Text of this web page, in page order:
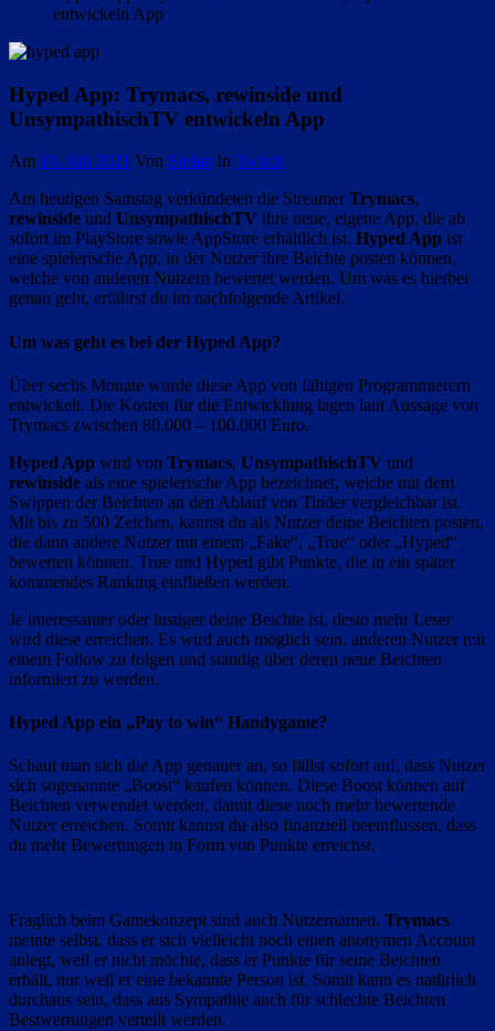
entwickeln App
Hyped App: Trymacs, rewinside und
UnsympathischTV entwickeln App
Am 10. Juli 2021 Von Stefan In Twitch
Am heutigen Samstag verkündeten die Streamer Trymacs,
rewinside und UnsympathischTV ihre neue, eigene App, die ab
sofort im PlayStore sowie AppStore erhältlich ist. Hyped App ist
eine spielerische App, in der Nutzer ihre Beichte posten können,
welche von anderen Nutzern bewertet werden. Um was es hierbei
genau geht, erfährst du im nachfolgende Artikel.
Um was geht es bei der Hyped App?
Über sechs Monate wurde diese App von fähigen Programmierern
entwickelt. Die Kosten für die Entwicklung lagen laut Aussage von
Trymacs zwischen 80.000 – 100.000 Euro.
Hyped App wird von Trymacs, UnsympathischTV und
rewinside als eine spielerische App bezeichnet, welche mit dem
Swippen der Beichten an den Ablauf von Tinder vergleichbar ist.
Mit bis zu 500 Zeichen, kannst du als Nutzer deine Beichten posten,
die dann andere Nutzer mit einem „Fake“, „True“ oder „Hyped“
bewerten können. True und Hyped gibt Punkte, die in ein später
kommendes Ranking einfließen werden.
Je interessanter oder lustiger deine Beichte ist, desto mehr Leser
wird diese erreichen. Es wird auch möglich sein, anderen Nutzer mit
einem Follow zu folgen und ständig über deren neue Beichten
informiert zu werden.
Hyped App ein „Pay to win“ Handygame?
Schaut man sich die App genauer an, so fällst sofort auf, dass Nutzer
sich sogenannte „Boost“ kaufen können. Diese Boost können auf
Beichten verwendet werden, damit diese noch mehr bewertende
Nutzer erreichen. Somit kannst du also finanziell beeinflussen, dass
du mehr Bewertungen in Form von Punkte erreichst.
Fraglich beim Gamekonzept sind auch Nutzernamen. Trymacs
meinte selbst, dass er sich vielleicht noch einen anonymen Account
anlegt, weil er nicht möchte, dass er Punkte für seine Beichten
erhält, nur weil er eine bekannte Person ist. Somit kann es natürlich
durchaus sein, dass aus Sympathie auch für schlechte Beichten
Bestwertungen verteilt werden.